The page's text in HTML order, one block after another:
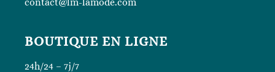
BOUTIQUE EN LIGNE
24h/24 – 7j/7